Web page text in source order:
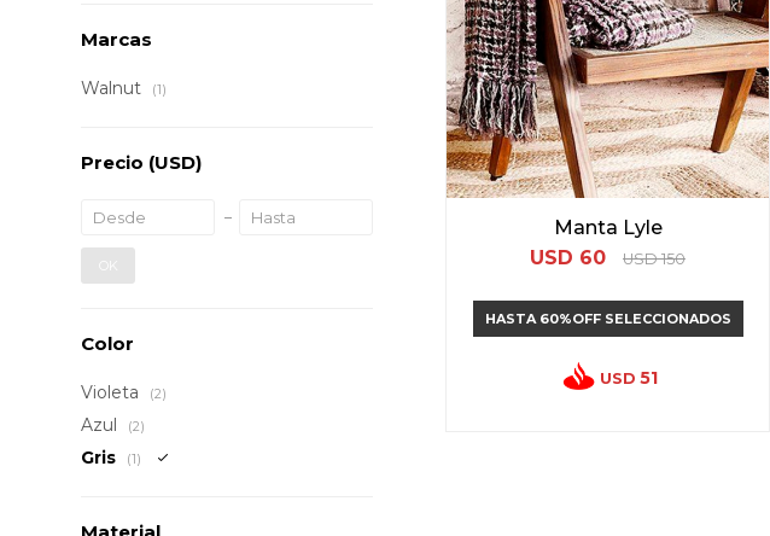
Manta Lyle
USD 60 USD 150
HASTA 60%OFF SELECCIONADOS
USD 51
Marcas
Walnut (1)
Precio (USD)
OK
Color
Violeta (2)
Azul (2)
Gris (1)